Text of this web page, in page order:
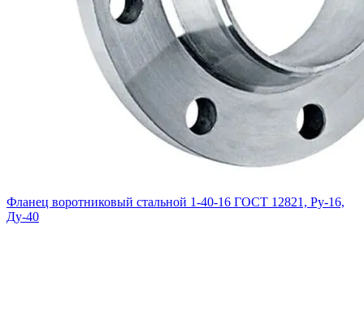
Фланец воротниковый стальной 1-40-16 ГОСТ 12821, Ру-16,
Ду-40